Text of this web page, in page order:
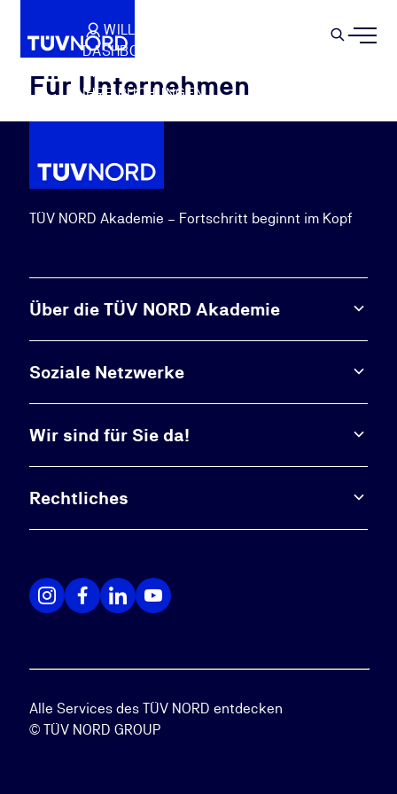
Springe zum Hauptinhalt
WILLKOMMEN
DASHBOARD
IHR PROFIL
IHRE BUCHUNGEN
Für Unternehmen
TÜV NORD Akademie – Fortschritt beginnt im Kopf
Über die TÜV NORD Akademie
Soziale Netzwerke
Wir sind für Sie da!
Rechtliches
Alle Services des TÜV NORD entdecken
© TÜV NORD GROUP